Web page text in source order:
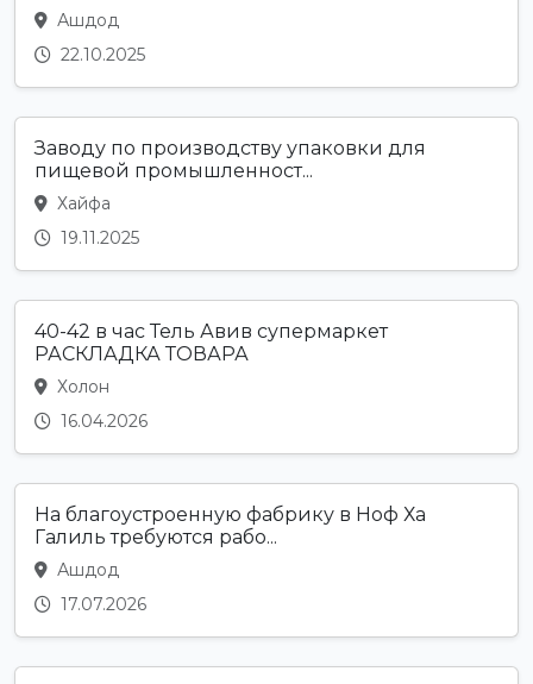
Ашдод
22.10.2025
Заводу по производству упаковки для
пищевой промышленност...
Хайфа
19.11.2025
40-42 в час Тель Авив супермаркет
РАСКЛАДКА ТОВАРА
Холон
16.04.2026
На благоустроенную фабрику в Ноф Ха
Галиль требуются рабо...
Ашдод
17.07.2026